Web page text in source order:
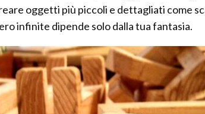
oggetti più piccoli e dettagliati come
infinite dipende solo dalla tua fantasia.